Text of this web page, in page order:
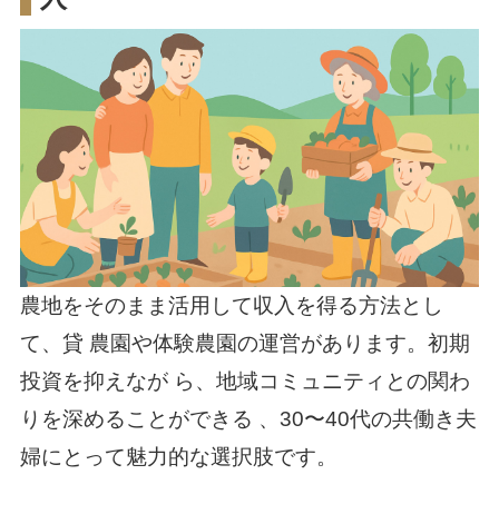
農地をそのまま活用して収入を得る方法とし
て、貸 農園や体験農園の運営があります。初期
投資を抑えなが ら、地域コミュニティとの関わ
りを深めることができる 、30〜40代の共働き夫
婦にとって魅力的な選択肢です。